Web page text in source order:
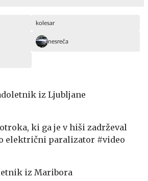
kolesar
nesreča
iz Ljubljane
ki ga je v hiši zadrževal
električni paralizator #video
iz Maribora